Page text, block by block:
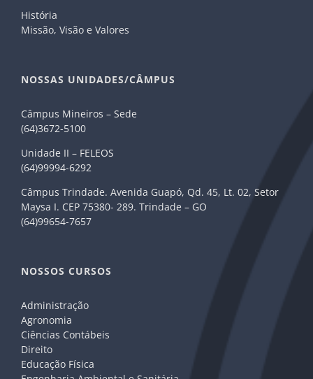
História
Missão, Visão e Valores
NOSSAS UNIDADES/CÂMPUS
Câmpus Mineiros – Sede
(64)3672-5100
Unidade II – FELEOS
(64)99994-6292
Câmpus Trindade. Avenida Guapó, Qd. 45, Lt. 02, Setor
Maysa I. CEP 75380- 289. Trindade – GO
(64)99654-7657
NOSSOS CURSOS
Administração
Agronomia
Ciências Contábeis
Direito
Educação Física